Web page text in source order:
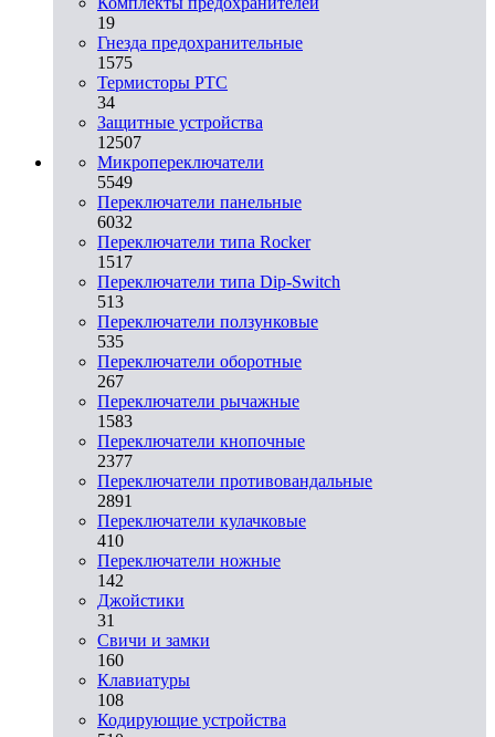
19
Гнезда предохранительные
1575
Термисторы PTC
34
Защитные устройства
12507
Микропереключатели
5549
Переключатели панельные
6032
Переключатели типа Rocker
1517
Переключатели типа Dip-Switch
513
Переключатели ползунковые
535
Переключатели оборотные
267
Переключатели рычажные
1583
Переключатели кнопочные
2377
Переключатели противовандальные
2891
Переключатели кулачковые
410
Переключатели ножные
142
Джойстики
31
Свичи и замки
160
Клавиатуры
108
Кодирующие устройства